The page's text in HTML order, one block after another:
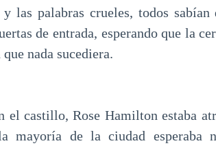
las palabras crueles, todos sabían
de entrada, esperando que la
nada sucediera.
el castillo, Rose Hamilton estaba
mayoría de la ciudad esperaba